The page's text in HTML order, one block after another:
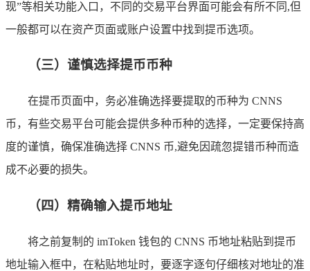
现”等相关功能入口，不同的交易平台界面可能会有所不同,但
一般都可以在资产页面或账户设置中找到提币选项。
（三）谨慎选择提币币种
在提币页面中，务必准确选择要提取的币种为 CNNS
币，有些交易平台可能会提供多种币种的选择，一定要保持高
度的谨慎，确保准确选择 CNNS 币,避免因疏忽提错币种而造
成不必要的损失。
（四）精确输入提币地址
将之前复制的 imToken 钱包的 CNNS 币地址粘贴到提币
地址输入框中，在粘贴地址时，要逐字逐句仔细核对地址的准